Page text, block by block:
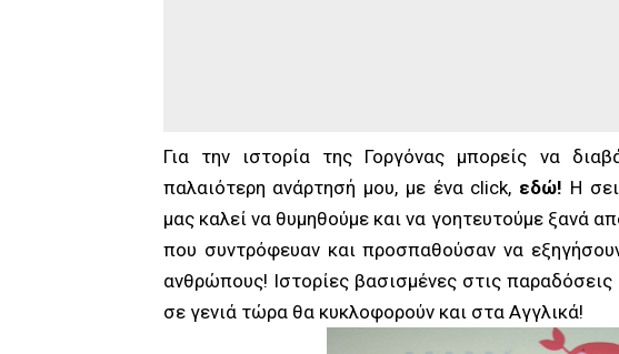
Για την ιστορία της Γοργόνας μπορείς να
παλαιότερη ανάρτησή μου, με ένα click, εδώ! Η
μας καλεί να θυμηθούμε και να γοητευτούμε ξανά
που συντρόφευαν και προσπαθούσαν να
ανθρώπους! Ιστορίες βασισμένες στις
σε γενιά τώρα θα κυκλοφορούν και στα Αγγλικά!